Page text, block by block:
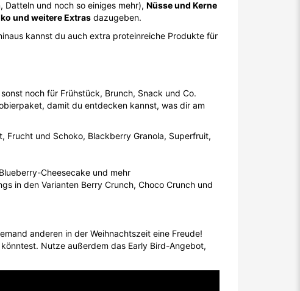
Datteln und noch so einiges mehr), Nüsse und Kerne
und weitere Extras dazugeben.
kannst du auch extra proteinreiche Produkte für
noch für Frühstück, Brunch, Snack und Co.
damit du entdecken kannst, was dir am
Frucht und Schoko, Blackberry Granola, Superfruit,
Cheesecake und mehr
in den Varianten Berry Crunch, Choco Crunch und
anderen in der Weihnachtszeit eine Freude!
Nutze außerdem das Early Bird-Angebot,